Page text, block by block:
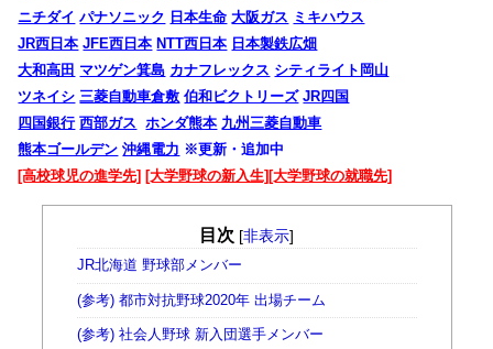
ニチダイ パナソニック 日本生命 大阪ガス ミキハウス
JR西日本 JFE西日本 NTT西日本 日本製鉄広畑
大和高田 マツゲン箕島 カナフレックス シティライト岡山
ツネイシ 三菱自動車倉敷 伯和ビクトリーズ JR四国
四国銀行 西部ガス ホンダ熊本 九州三菱自動車
熊本ゴールデン 沖縄電力 ※更新・追加中
[高校球児の進学先] [大学野球の新入生][大学野球の就職先]
目次 [非表示]
JR北海道 野球部メンバー
(参考) 都市対抗野球2020年 出場チーム
(参考) 社会人野球 新入団選手メンバー